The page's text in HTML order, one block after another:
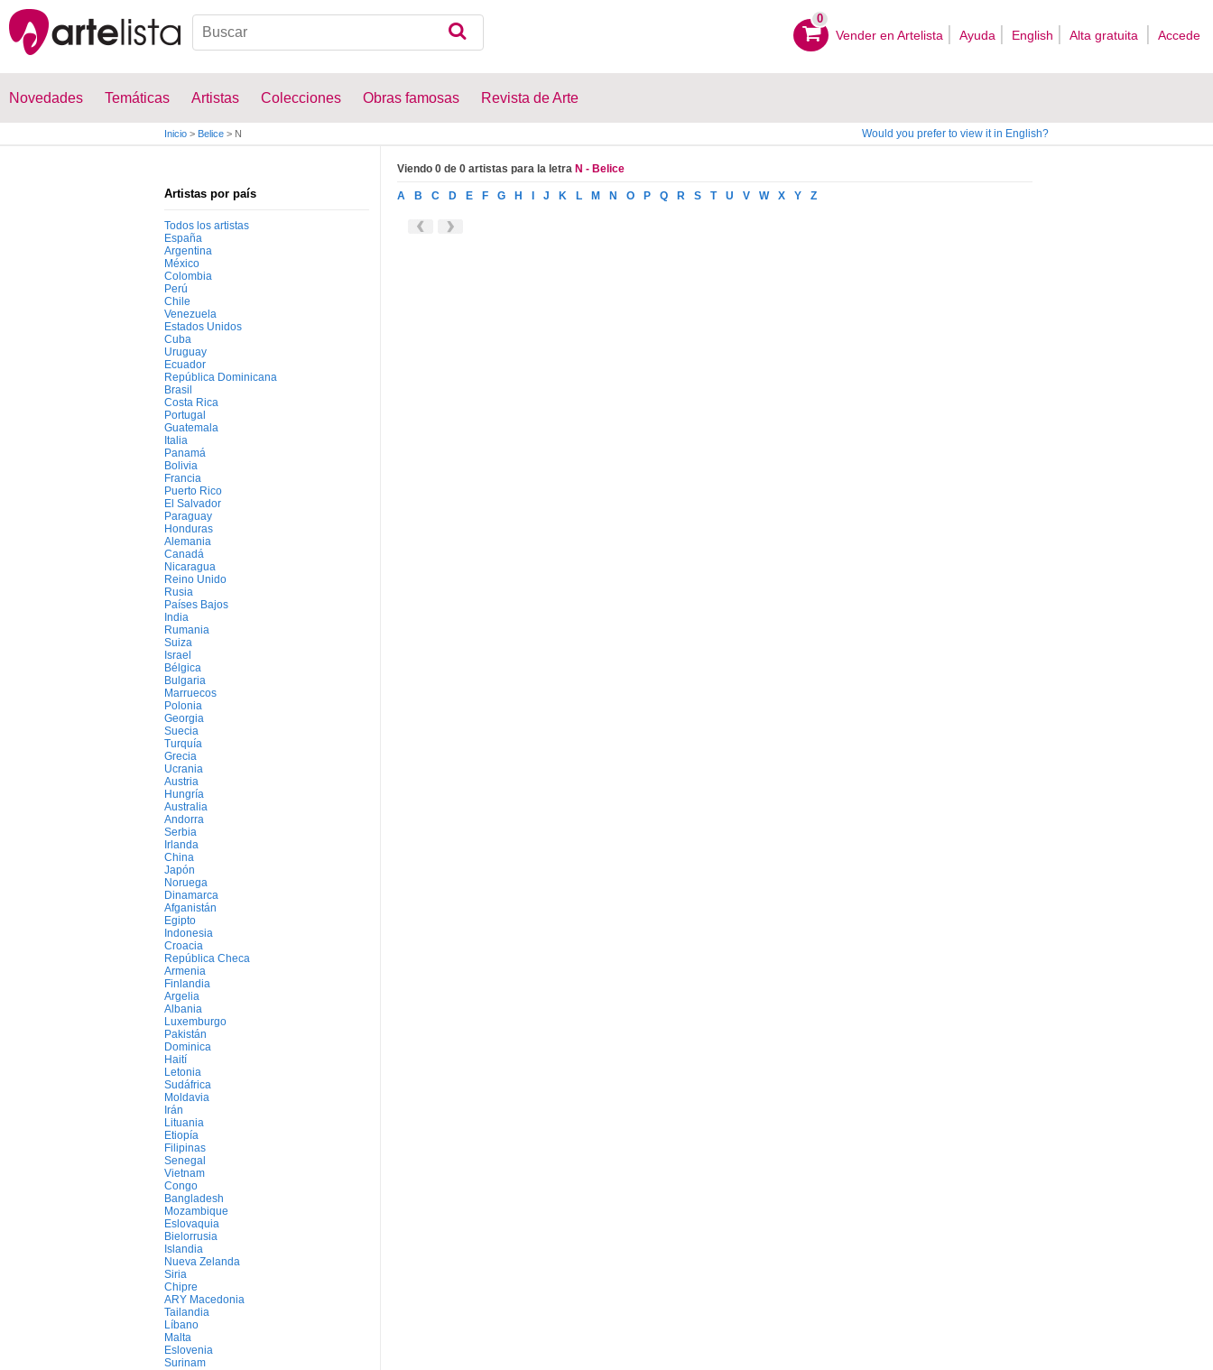
0
Vender en Artelista Ayuda English Alta gratuita Accede
Novedades Temáticas Artistas Colecciones Obras famosas Revista de Arte
Inicio > Belice > N Would you prefer to view it in English?
Artistas por país
Todos los artistas
España
Argentina
México
Colombia
Perú
Chile
Venezuela
Estados Unidos
Cuba
Uruguay
Ecuador
República Dominicana
Brasil
Costa Rica
Portugal
Guatemala
Italia
Panamá
Bolivia
Francia
Puerto Rico
El Salvador
Paraguay
Honduras
Alemania
Canadá
Nicaragua
Reino Unido
Rusia
Países Bajos
India
Rumania
Suiza
Israel
Bélgica
Bulgaria
Marruecos
Polonia
Georgia
Suecia
Turquía
Grecia
Ucrania
Austria
Hungría
Australia
Andorra
Serbia
Irlanda
China
Japón
Noruega
Dinamarca
Afganistán
Egipto
Indonesia
Croacia
República Checa
Armenia
Finlandia
Argelia
Albania
Luxemburgo
Pakistán
Dominica
Haití
Letonia
Sudáfrica
Moldavia
Irán
Lituania
Etiopía
Filipinas
Senegal
Vietnam
Congo
Bangladesh
Mozambique
Eslovaquia
Bielorrusia
Islandia
Nueva Zelanda
Siria
Chipre
ARY Macedonia
Tailandia
Líbano
Malta
Eslovenia
Surinam
Viendo 0 de 0 artistas para la letra N - Belice
A B C D E F G H J K L M N O P Q R S T U V W X Y Z